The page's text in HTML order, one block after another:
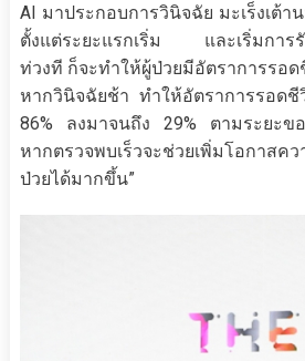
AI มาประกอบการวินิจฉัย มะเร็งเต้า
ตั้งแต่ระยะแรกเริ่ม และเริ่มการรั
ท่วงที ก็จะทำให้ผู้ป่วยมีอัตราการรอด
หากวินิจฉัยช้า ทำให้อัตราการรอด
86% ลงมาจนถึง 29% ตามระยะข
หากตรวจพบเร็วจะช่วยเพิ่มโอกาสค
ป่วยได้มากขึ้น”